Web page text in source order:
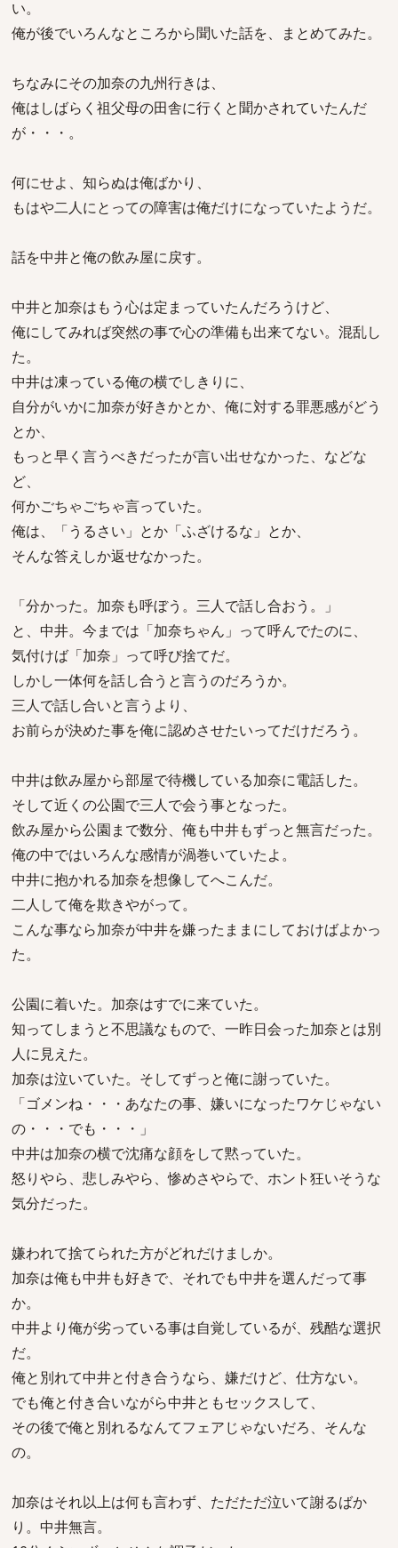
い。
俺が後でいろんなところから聞いた話を、まとめてみた。
ちなみにその加奈の九州行きは、
俺はしばらく祖父母の田舎に行くと聞かされていたんだ
が・・・。
何にせよ、知らぬは俺ばかり、
もはや二人にとっての障害は俺だけになっていたようだ。
話を中井と俺の飲み屋に戻す。
中井と加奈はもう心は定まっていたんだろうけど、
俺にしてみれば突然の事で心の準備も出来てない。混乱し
た。
中井は凍っている俺の横でしきりに、
自分がいかに加奈が好きかとか、俺に対する罪悪感がどう
とか、
もっと早く言うべきだったが言い出せなかった、などな
ど、
何かごちゃごちゃ言っていた。
俺は、「うるさい」とか「ふざけるな」とか、
そんな答えしか返せなかった。
「分かった。加奈も呼ぼう。三人で話し合おう。」
と、中井。今までは「加奈ちゃん」って呼んでたのに、
気付けば「加奈」って呼び捨てだ。
しかし一体何を話し合うと言うのだろうか。
三人で話し合いと言うより、
お前らが決めた事を俺に認めさせたいってだけだろう。
中井は飲み屋から部屋で待機している加奈に電話した。
そして近くの公園で三人で会う事となった。
飲み屋から公園まで数分、俺も中井もずっと無言だった。
俺の中ではいろんな感情が渦巻いていたよ。
中井に抱かれる加奈を想像してへこんだ。
二人して俺を欺きやがって。
こんな事なら加奈が中井を嫌ったままにしておけばよかっ
た。
公園に着いた。加奈はすでに来ていた。
知ってしまうと不思議なもので、一昨日会った加奈とは別
人に見えた。
加奈は泣いていた。そしてずっと俺に謝っていた。
「ゴメンね・・・あなたの事、嫌いになったワケじゃない
の・・・でも・・・」
中井は加奈の横で沈痛な顔をして黙っていた。
怒りやら、悲しみやら、惨めさやらで、ホント狂いそうな
気分だった。
嫌われて捨てられた方がどれだけましか。
加奈は俺も中井も好きで、それでも中井を選んだって事
か。
中井より俺が劣っている事は自覚しているが、残酷な選択
だ。
俺と別れて中井と付き合うなら、嫌だけど、仕方ない。
でも俺と付き合いながら中井ともセックスして、
その後で俺と別れるなんてフェアじゃないだろ、そんな
の。
加奈はそれ以上は何も言わず、ただただ泣いて謝るばか
り。中井無言。